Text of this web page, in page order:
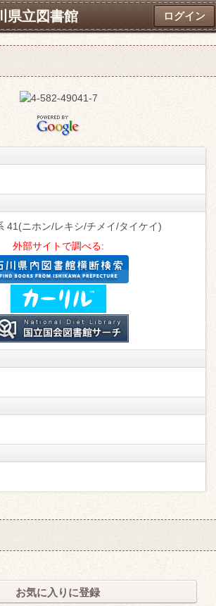
県立図書館 ログイン
41(ニホン/レキシ/チメイ/タイケイ)
外部サイトで調べる:
お気に入りに登録